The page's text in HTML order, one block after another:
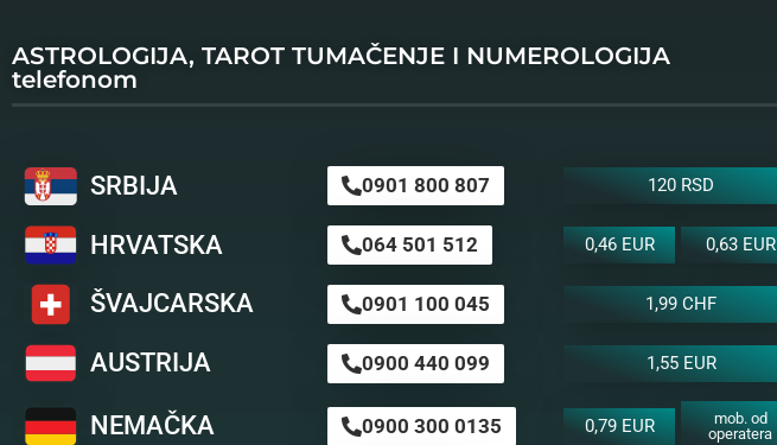
ASTROLOGIJA, TAROT TUMAČENJE I NUMEROLOGIJA
telefonom
SRBIJA 0901 800 807 120 RSD
HRVATSKA 064 501 512 0,46 EUR 0,63 EUR
ŠVAJCARSKA 0901 100 045 1,99 CHF
AUSTRIJA 0900 440 099 1,55 EUR
NEMAČKA 0900 300 0135 0,79 EUR
mob. od
operatera